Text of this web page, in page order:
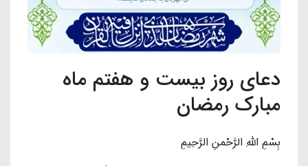
دعای روز بیست و هفتم ماه
مبارک رمضان
بِسْمِ اللَّهِ الرَّحْمنِ الرَّحِیمِ‌